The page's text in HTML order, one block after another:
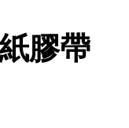
膠帶